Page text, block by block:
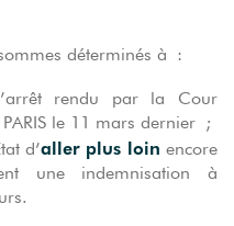
déterminés à :
rendu par la Cour
le 11 mars dernier ;
d’aller plus loin encore
une indemnisation à